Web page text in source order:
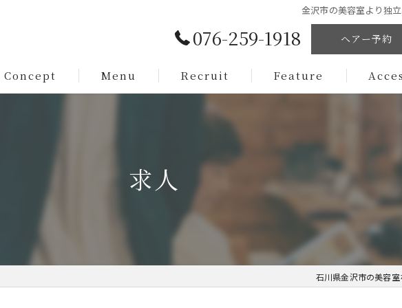
金沢市の美容室より独
076-259-1918 ヘアー予約
Concept Menu Recruit Feature
求人
求人
石川県金沢市の美容室